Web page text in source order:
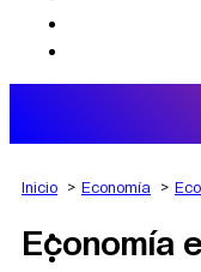
AGRO
DEPORTES
Inicio Economía
Economía